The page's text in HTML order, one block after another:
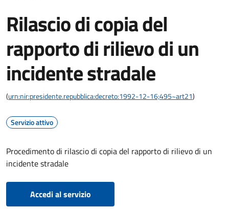
Rilascio di copia del
rapporto di rilievo di un
incidente stradale
(urn:nir:presidente.repubblica:decreto:1992-12-16;495~art21)
Servizio attivo
Procedimento di rilascio di copia del rapporto di rilievo di un
incidente stradale
Accedi al servizio